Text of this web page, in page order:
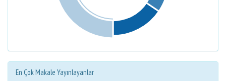
En Çok Makale Yayınlayanlar